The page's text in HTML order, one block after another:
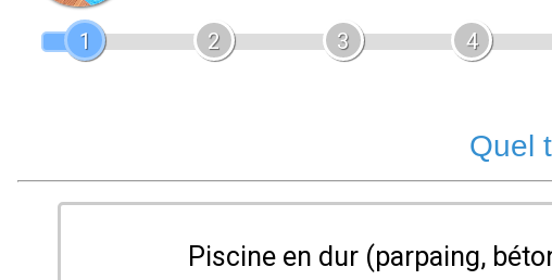
1 2 3 4
Quel
Piscine en dur (parpaing,